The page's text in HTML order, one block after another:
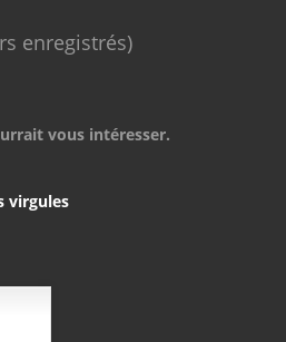
enregistrés)
vous intéresser.
virgules